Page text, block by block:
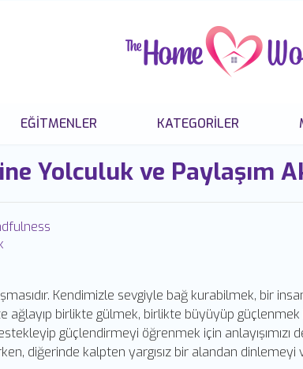
EĞITMENLER KATEGORILER
Yolculuk ve Paylaşım
Kendimizle sevgiyle bağ kurabilmek, bir
ağlayıp birlikte gülmek, birlikte büyüyüp
güçlendirmeyi öğrenmek için anlayışımızı
diğerinde kalpten yargısız bir alandan dinlemeyi